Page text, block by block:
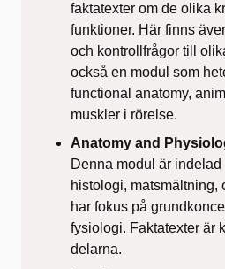
faktatexter om de olika
funktioner. Här finns
och kontrollfrågor till
också en modul som
functional anatomy,
muskler i rörelse.
Anatomy and
Denna modul är
histologi, matsmältning,
har fokus på
fysiologi. Faktatexter är
delarna.